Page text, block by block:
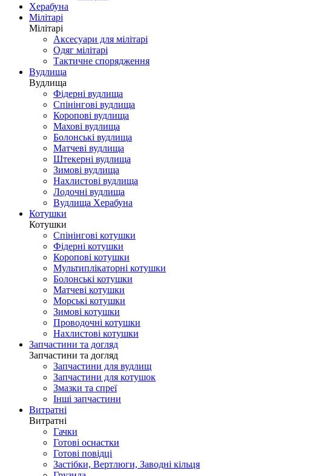
Херабуна
Мілітарі
Мілітарі
Аксесуари для мілітарі
Одяг мілітарі
Тактичне спорядження
Вудлища
Вудлища
Фідерні вудлища
Спінінгові вудлища
Коропові вудлища
Махові вудлища
Болонські вудлища
Матчеві вудлища
Штекерні вудлища
Зимові вудлища
Нахлистові вудлища
Лодочні вудлища
Вудлища Херабуна
Котушки
Котушки
Спінінгові котушки
Фідерні котушки
Коропові котушки
Мультиплікаторні котушки
Болонські котушки
Матчеві котушки
Морські котушки
Зимові котушки
Проводочні котушки
Нахлистові котушки
Запчастини та догляд
Запчастини та догляд
Запчастини для вудлищ
Запчастини для котушок
Змазки та спреї
Інші запчастини
Витратні
Витратні
Гачки
Готові оснастки
Готові повідці
Застібки, Вертлюги, Заводні кільця